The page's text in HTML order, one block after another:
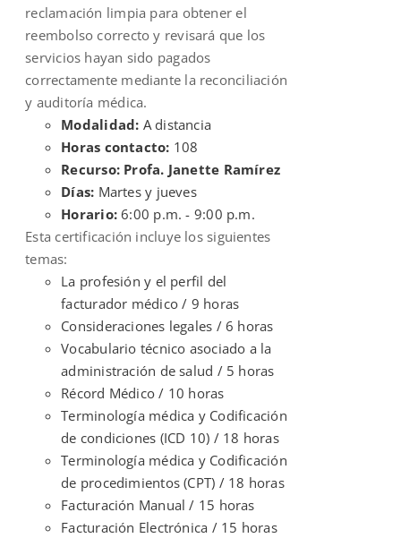
reclamación limpia para obtener el
reembolso correcto y revisará que los
servicios hayan sido pagados
correctamente mediante la reconciliación
y auditoría médica.
Modalidad: A distancia
Horas contacto: 108
Recurso: Profa. Janette Ramírez
Días: Martes y jueves
Horario:6:00 p.m. - 9:00 p.m.
Esta certificación incluye los siguientes
temas:
La profesión y el perfil del
facturador médico / 9 horas
Consideraciones legales / 6 horas
Vocabulario técnico asociado a la
administración de salud / 5 horas
Récord Médico / 10 horas
Terminología médica y Codificación
de condiciones (ICD 10) / 18 horas
Terminología médica y Codificación
de procedimientos (CPT) / 18 horas
Facturación Manual / 15 horas
Facturación Electrónica / 15 horas